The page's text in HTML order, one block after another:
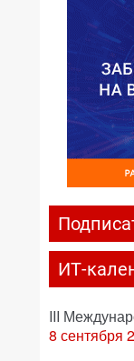
ИТ-
III
8 сентября